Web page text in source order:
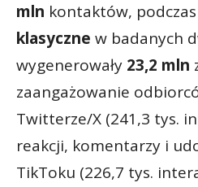
mln kontaktów,
klasyczne w badanych
wygenerowały 23,2 mln
zaangażowanie
Twitterze/X (241,3 tys.
reakcji, komentarzy i
TikToku (226,7 tys.